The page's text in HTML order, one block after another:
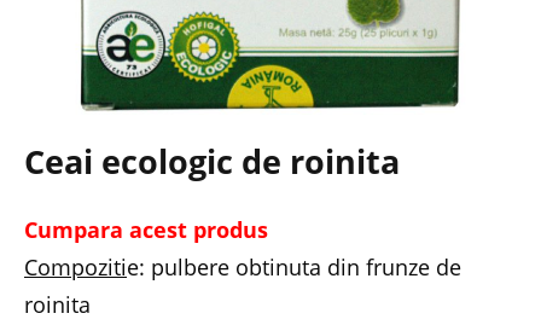
Ceai ecologic de roinita
Cumpara acest produs
Compozitie: pulbere obtinuta din frunze de
roinita